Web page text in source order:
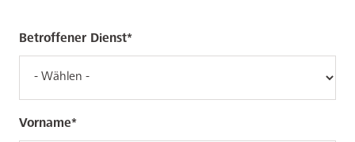
Betroffener Dienst
Vorname